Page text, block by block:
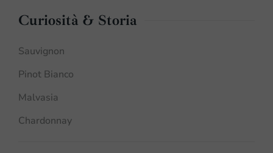
Curiosità & Storia
Sauvignon
Pinot Bianco
Malvasia
Chardonnay